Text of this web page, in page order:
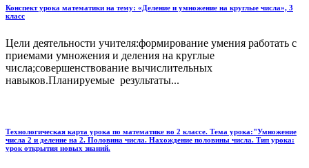
Конспект урока математики на тему: «Деление и умножение на круглые числа», 3
класс
Цели деятельности учителя:формирование умения работать с
приемами умножения и деления на круглые
числа;совершенствование вычислительных
навыков.Планируемые результаты...
Технологическая карта урока по математике во 2 классе. Тема урока:"Умножение
числа 2 и деление на 2. Половина числа. Нахождение половины числа. Тип урока:
урок открытия новых знаний.